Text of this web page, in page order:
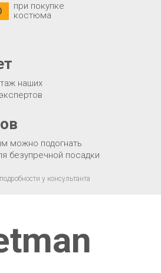
можно подогнать
безупречной посадки
наших
при покупке
костюма
у консультанта